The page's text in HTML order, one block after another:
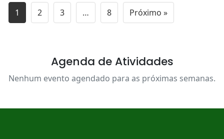
1 2 3 … 8 Próximo »
Agenda de Atividades
Nenhum evento agendado para as próximas semanas.